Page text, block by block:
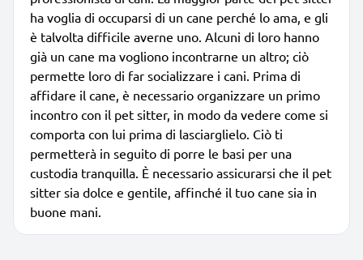
ha voglia di occuparsi di un cane perché lo ama, e gli
è talvolta difficile averne uno. Alcuni di loro hanno
già un cane ma vogliono incontrarne un altro; ciò
permette loro di far socializzare i cani. Prima di
affidare il cane, è necessario organizzare un primo
incontro con il pet sitter, in modo da vedere come si
comporta con lui prima di lasciarglielo. Ciò ti
permetterà in seguito di porre le basi per una
custodia tranquilla. È necessario assicurarsi che il pet
sitter sia dolce e gentile, affinché il tuo cane sia in
buone mani.